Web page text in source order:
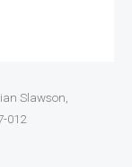
Slawson,
012